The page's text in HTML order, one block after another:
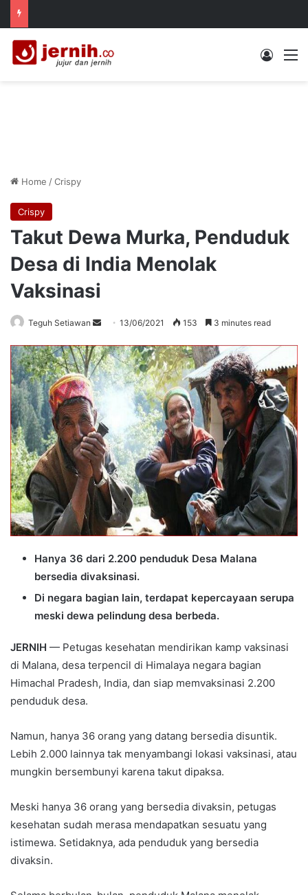
Log In
Home /Crispy
Crispy
Takut Dewa Murka, Penduduk
Desa di India Menolak
Vaksinasi
Teguh Setiawan
Send
email
13/06/2021 153 3 minutes read
Hanya 36 dari 2.200 penduduk Desa Malana
bersedia divaksinasi.
Di negara bagian lain, terdapat kepercayaan serupa
meski dewa pelindung desa berbeda.
JERNIH — Petugas kesehatan mendirikan kamp vaksinasi
di Malana, desa terpencil di Himalaya negara bagian
Himachal Pradesh, India, dan siap memvaksinasi 2.200
penduduk desa.
Namun, hanya 36 orang yang datang bersedia disuntik.
Lebih 2.000 lainnya tak menyambangi lokasi vaksinasi, atau
mungkin bersembunyi karena takut dipaksa.
Meski hanya 36 orang yang bersedia divaksin, petugas
kesehatan sudah merasa mendapatkan sesuatu yang
istimewa. Setidaknya, ada penduduk yang bersedia
divaksin.